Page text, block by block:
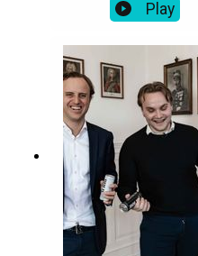
Play